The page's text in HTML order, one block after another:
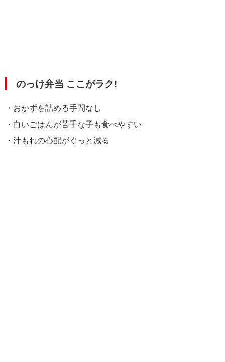
のっけ弁当 ここがラク!
・おかずを詰める手間なし
・白いごはんが苦手な子も食べやすい
・汁もれの心配がぐっと減る